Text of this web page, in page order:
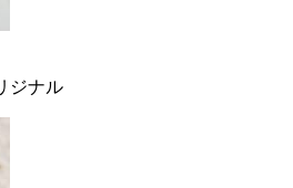
ジナル